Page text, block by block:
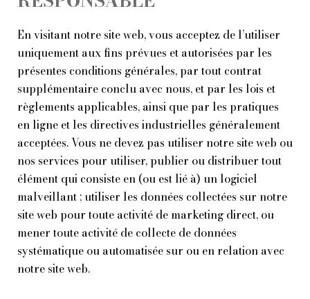
En visitant notre site web, vous acceptez de l’utiliser
uniquement aux fins prévues et autorisées par les
présentes conditions générales, par tout contrat
supplémentaire conclu avec nous, et par les lois et
règlements applicables, ainsi que par les pratiques
en ligne et les directives industrielles généralement
acceptées. Vous ne devez pas utiliser notre site web ou
nos services pour utiliser, publier ou distribuer tout
élément qui consiste en (ou est lié à) un logiciel
malveillant ; utiliser les données collectées sur notre
site web pour toute activité de marketing direct, ou
mener toute activité de collecte de données
systématique ou automatisée sur ou en relation avec
notre site web.